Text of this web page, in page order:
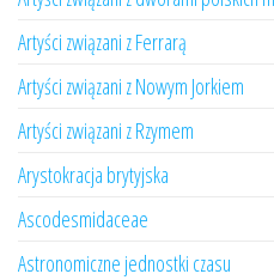
Artyści związani z Ferrarą
Artyści związani z Nowym Jorkiem
Artyści związani z Rzymem
Arystokracja brytyjska
Ascodesmidaceae
Astronomiczne jednostki czasu